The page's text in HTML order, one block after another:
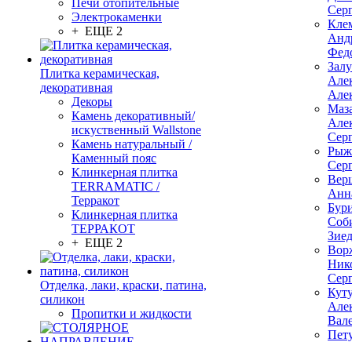
Печи отопительные
Электрокаменки
+ ЕЩЕ 2
Плитка керамическая,
декоративная
Декоры
Камень декоративный/
искуственный Wallstone
Камень натуральный /
Каменный пояс
Клинкерная плитка
TERRAMATIC /
Терракот
Клинкерная плитка
ТЕРРАКОТ
+ ЕЩЕ 2
Отделка, лаки, краски, патина,
силикон
Пропитки и жидкости